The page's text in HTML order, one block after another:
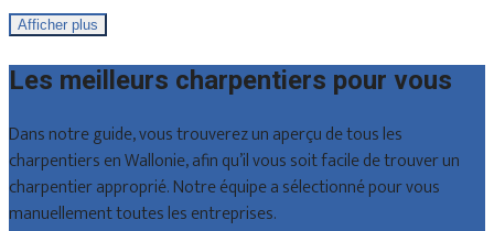
Afficher plus
Les meilleurs charpentiers pour vous
Dans notre guide, vous trouverez un aperçu de tous les
charpentiers en Wallonie, afin qu’il vous soit facile de trouver un
charpentier approprié. Notre équipe a sélectionné pour vous
manuellement toutes les entreprises.